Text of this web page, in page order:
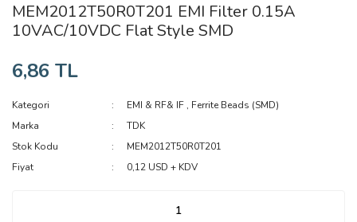
MEM2012T50R0T201 EMI Filter 0.15A
10VAC/10VDC Flat Style SMD
6,86 TL
Kategori EMI & RF& IF , Ferrite Beads (SMD)
Marka
TDK
Stok Kodu
MEM2012T50R0T201
Fiyat
0,12 USD + KDV